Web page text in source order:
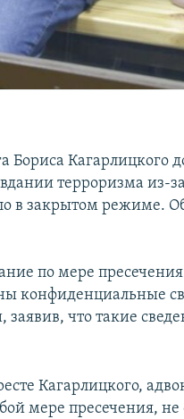
Бориса Кагарлицкого
терроризма из-
в закрытом режиме.
по мере
конфиденциальные
что такие
Кагарлицкого,
мере пресечения, не